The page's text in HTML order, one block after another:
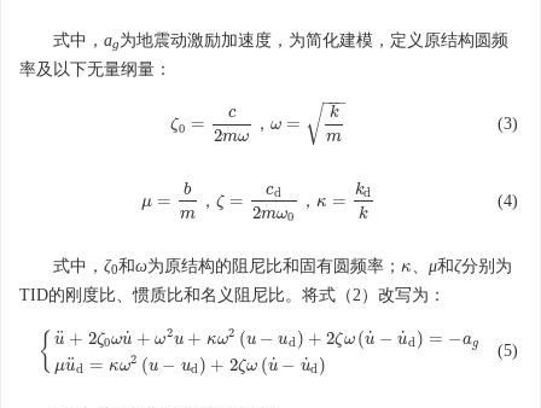
式中， ag为地震动激励加速度，为简化建模，定义原结构圆频
率及以下无量纲量：
ζ0 =
c
2mω
， ω =
k
m
−−
−
√
ζ0 =c2mω，ω=km (3)
μ =
b
m
， ζ =
cd
2mω0
， κ =
kd
k
μ =bm ，ζ =c d2mω0， κ= kd k (4)
式中， ζ0和ω为原结构的阻尼比和固有圆频率； κ
κ 、μ和ζ分别为
TID的刚度比、惯质比和名义阻尼比。将式（2）改写为：
{ u
¨ + 2ζ0ωu
˙ + ω2u + κω2 (u − ud) + 2ζω (u
˙ − u
˙d) = −ag
μu
¨d = κω2 (u − ud) + 2ζω (u
˙ − u
˙d)
{u 2 ωu ω 2 2 )+ u˙− u = ag =κ ud +2ζω
(5)